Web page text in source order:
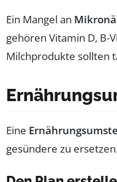
Ein Mangel an
gehören Vitamin D, B-
Milchprodukte sollten
Eine
gesündere zu